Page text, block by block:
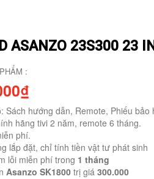
ASANZO 23S300 23
:
Sách hướng dẫn, Remote, Phiếu bảo
hãng tivi 2 năm, remote 6 tháng.
phí.
lắp đặt, chỉ tính tiền vật tư phát sinh
lỗi miễn phí trong 1 tháng
Asanzo SK1800 trị giá 300.000